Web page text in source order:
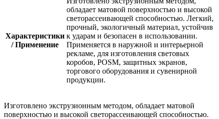
Характеристики
/ Применение
обладает матовой поверхностью и высокой
светорассеивающей способностью. Легкий,
прочный, экологичный материал, устойчив
к ударам и безопасен в использовании.
Применяется в наружной и интерьерной
рекламе, для изготовления световых
коробов, POSM, защитных экранов,
торгового оборудования и сувенирной
продукции.
Изготовлено экструзионным методом, обладает матовой
поверхностью и высокой светорассеивающей способностью.